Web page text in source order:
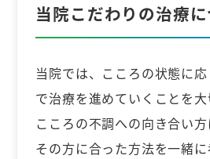
当院こだわりの治療
当院では、こころの状態に
で治療を進めていくことを大
こころの不調への向き合い方
その方に合った方法を一緒